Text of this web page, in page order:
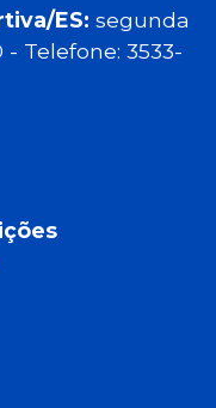
ES: segunda
- Telefone: 3533-